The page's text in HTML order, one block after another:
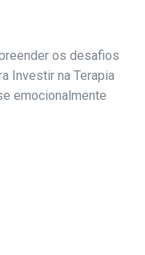
os desafios
Investir na Terapia
emocionalmente